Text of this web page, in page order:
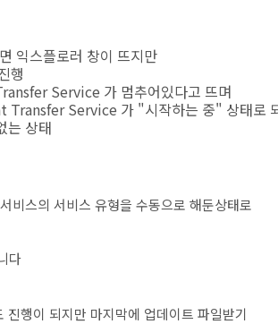
익스플로러 창이 뜨지만
행
Service 가 멈추어있다고 뜨며
Service 가 "시작하는 중" 상태로
는 상태
의 서비스 유형을 수동으로 해둔상태로
다
행이 되지만 마지막에 업데이트 파일받기